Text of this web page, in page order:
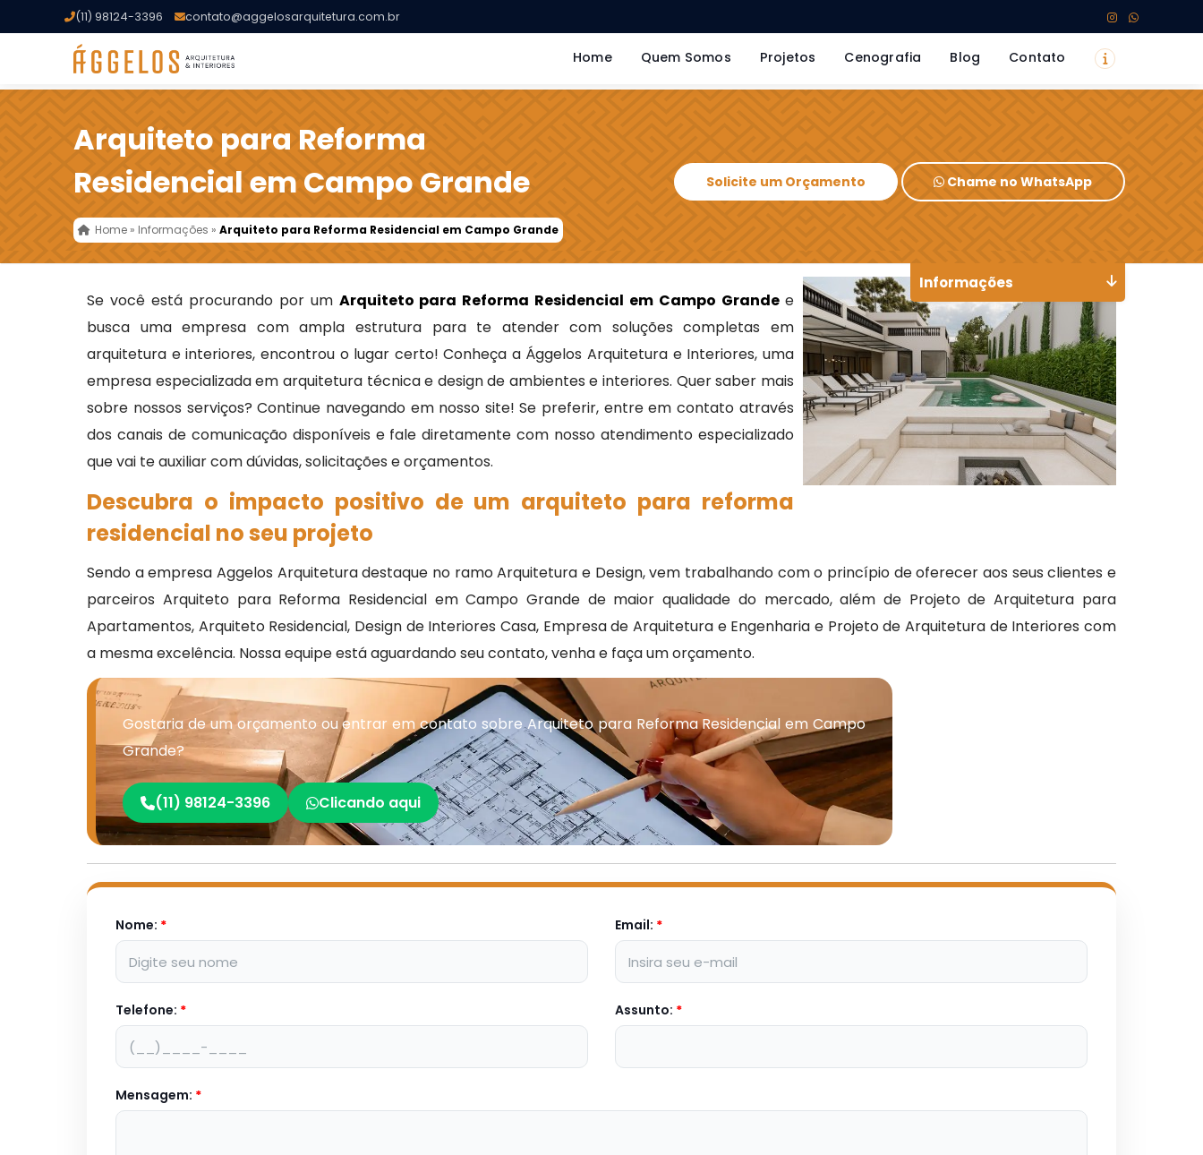
(11) 98124-3396 contato@aggelosarquitetura.com.br
Home Quem Somos Projetos Cenografia Blog Contato
Arquiteto para Reforma
Residencial em Campo Grande
Home » Informações »Arquiteto para Reforma Residencial em Campo Grande
Solicite um Orçamento Chame no WhatsApp
Se você está procurando por um Arquiteto para Reforma Residencial em Campo Grande e
busca uma empresa com ampla estrutura para te atender com soluções completas em
arquitetura e interiores, encontrou o lugar certo! Conheça a Ággelos Arquitetura e Interiores, uma
empresa especializada em arquitetura técnica e design de ambientes e interiores. Quer saber mais
sobre nossos serviços? Continue navegando em nosso site! Se preferir, entre em contato através
dos canais de comunicação disponíveis e fale diretamente com nosso atendimento especializado
que vai te auxiliar com dúvidas, solicitações e orçamentos.
Descubra o impacto positivo de um arquiteto para reforma
residencial no seu projeto
Sendo a empresa Aggelos Arquitetura destaque no ramo Arquitetura e Design, vem trabalhando com o princípio de oferecer aos seus clientes e
parceiros Arquiteto para Reforma Residencial em Campo Grande de maior qualidade do mercado, além de Projeto de Arquitetura para
Apartamentos, Arquiteto Residencial, Design de Interiores Casa, Empresa de Arquitetura e Engenharia e Projeto de Arquitetura de Interiores com
a mesma excelência. Nossa equipe está aguardando seu contato, venha e faça um orçamento.
Gostaria de um orçamento ou entrar em contato sobre Arquiteto para Reforma Residencial em Campo
Grande?
(11) 98124-3396 Clicando aqui
Nome: * Email: *
Telefone: * Assunto: *
Mensagem: *
Informações